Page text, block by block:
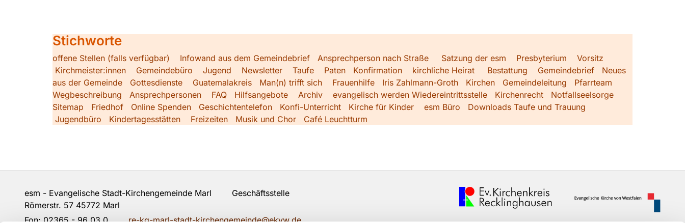
Stichworte
offene Stellen (falls verfügbar) Infowand aus dem Gemeindebrief Ansprechperson nach Straße Satzung der esm Presbyterium
Vorsitz
Kirchmeister:innen
Gemeindebüro Jugend Newsletter Taufe Paten Konfirmation kirchliche Heirat Bestattung Gemeindebrief
Neues
aus der Gemeinde
Gottesdienste Guatemalakreis Man(n) trifft sich Frauenhilfe Iris Zahlmann-Groth Kirchen Gemeindeleitung
Pfarrteam
Wegbeschreibung
Ansprechpersonen FAQ Hilfsangebote Archiv evangelisch werden Wiedereintrittsstelle Kirchenrecht
Notfallseelsorge
Sitemap
Friedhof Online Spenden Geschichtentelefon Konfi-Unterricht Kirche für Kinder esm Büro
Downloads Taufe und Trauung
Jugendbüro
Kindertagesstätten Freizeiten Musik und Chor Café Leuchtturm
esm - Evangelische Stadt-Kirchengemeinde Marl Geschäftsstelle
Römerstr. 57 45772 Marl
Fon:02365 - 96 03 0 re-kg-marl-stadt-kirchengemeinde@ekvw.de